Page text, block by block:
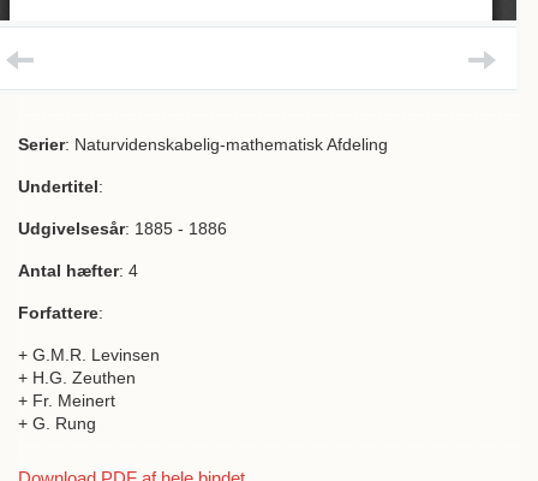
Serier: Naturvidenskabelig-mathematisk Afdeling
Undertitel:
Udgivelsesår: 1885 - 1886
Antal hæfter: 4
Forfattere:
+ G.M.R. Levinsen
+ H.G. Zeuthen
+ Fr. Meinert
+ G. Rung